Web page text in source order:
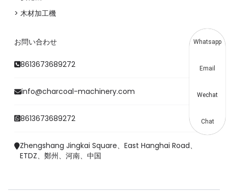
> 木材加工機
お問い合わせ
8613673689272
info@charcoal-machinery.com
8613673689272
Zhengshang Jingkai Square、East Hanghai Road、
ETDZ、鄭州、河南、中国
Whatsapp
Email
Wechat
Chat